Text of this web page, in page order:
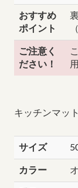
おすすめ
ポイント
ご注意く
ださい！
キッチンマッ
サイズ
カラー